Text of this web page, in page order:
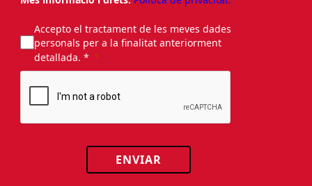
Accepto el tractament de les meves dades
personals per a la finalitat anteriorment
detallada. *
ENVIAR